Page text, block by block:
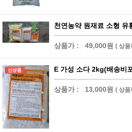
천연농약 원재료 소형 유
상품가 : 49,000원 ( 상품
E 가성 소다 2kg(배송비
상품가 : 13,000원 ( 상품